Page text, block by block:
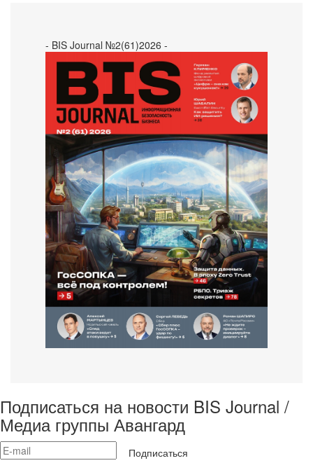
- BIS Journal №2(61)2026 -
Подписаться на новости BIS Journal /
Медиа группы Авангард
Подписаться